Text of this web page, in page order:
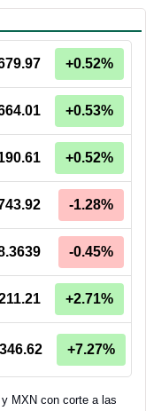
+0.52%
+0.53%
+0.52%
-1.28%
-0.45%
+2.71%
+7.27%
MXN con corte a las